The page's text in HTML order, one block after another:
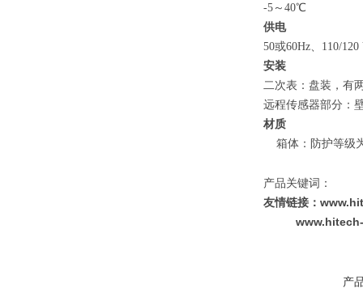
-5～40℃
供电
50或60Hz、110/
安装
二次表：盘装，有
远程传感器部分：
材质
箱体：防护等级
产品关键词：
友情链接：
www.hitech-
产